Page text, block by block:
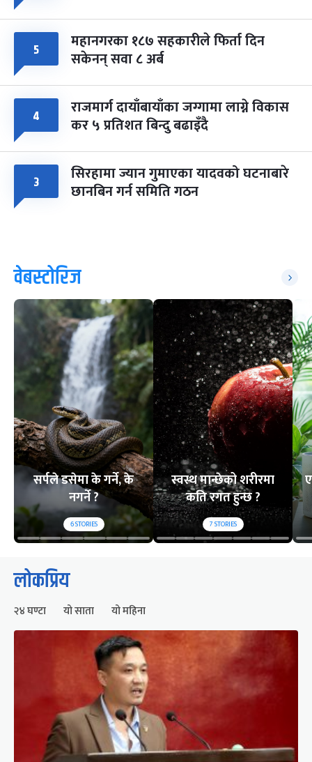
५ महानगरका १८७ सहकारीले फिर्ता दिन
सकेनन् सवा ८ अर्ब
४ राजमार्ग दायाँबायाँका जग्गामा लाग्ने विकास
कर ५ प्रतिशत बिन्दु बढाइँदै
३ सिरहामा ज्यान गुमाएका यादवको घटनाबारे
छानबिन गर्न समिति गठन
वेबस्टोरिज
सर्पले डसेमा के गर्ने, के
नगर्ने ?
6STORIES
स्वस्थ मान्छेको शरीरमा
कति रगत हुन्छ ?
7STORIES
लोकप्रिय
२४ घण्टा यो साता यो महिना